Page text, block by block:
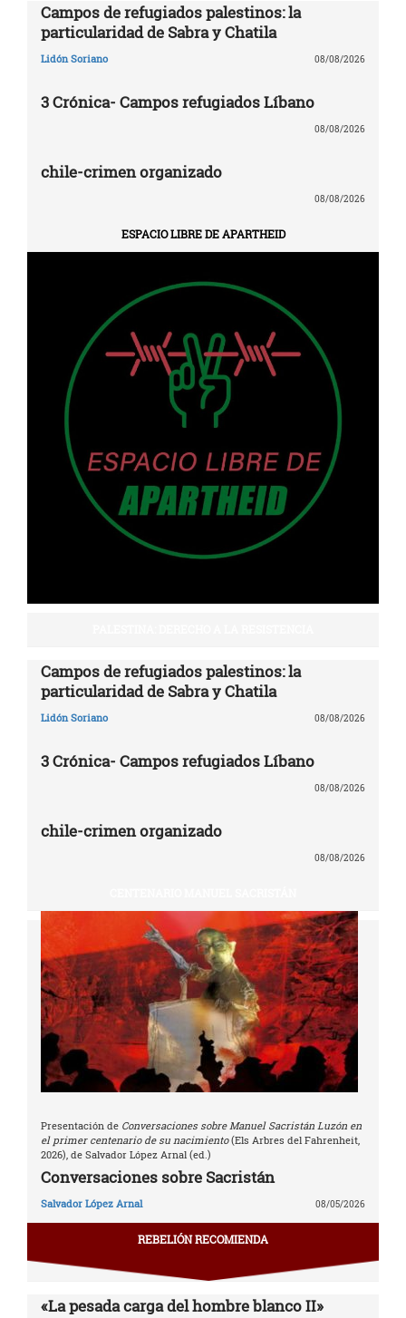
Campos de refugiados palestinos: la
particularidad de Sabra y Chatila
Lidón Soriano 08/08/2026
3 Crónica- Campos refugiados Líbano
08/08/2026
chile-crimen organizado
08/08/2026
ESPACIO LIBRE DE APARTHEID
Campos de refugiados palestinos: la
particularidad de Sabra y Chatila
Lidón Soriano 08/08/2026
3 Crónica- Campos refugiados Líbano
08/08/2026
chile-crimen organizado
08/08/2026
Presentación de Conversaciones sobre Manuel Sacristán Luzón en
el primer centenario de su nacimiento(Els Arbres del Fahrenheit,
2026), de Salvador López Arnal (ed.)
Conversaciones sobre Sacristán
Salvador López Arnal 08/05/2026
REBELIÓN RECOMIENDA
«La pesada carga del hombre blanco II»